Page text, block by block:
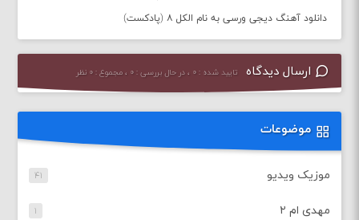
دانلود آهنگ دیجی ورسی به نام الکل ۸ (پادکست)
ارسال دیدگاه تایید شده : ۰ ، در حال بررسی : ۰ ، مجموع : ۰ نظر
موضوعات
موزیک ویدیو ۴۱
مهدی ام ۲ ۱